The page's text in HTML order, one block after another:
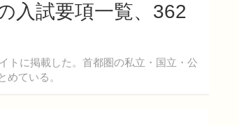
入試要項一覧、362
トに掲載した。首都圏の私立・国立・公
ている。